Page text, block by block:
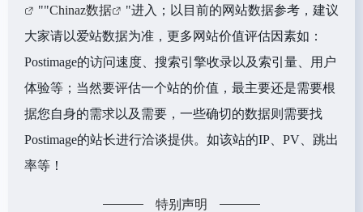
""Chinaz数据
"进入；以目前的网站数据参考，建议
大家请以爱站数据为准，更多网站价值评估因素如：
Postimage的访问速度、搜索引擎收录以及索引量、用户
体验等；当然要评估一个站的价值，最主要还是需要根
据您自身的需求以及需要，一些确切的数据则需要找
Postimage的站长进行洽谈提供。如该站的IP、PV、跳出
率等！
特别声明